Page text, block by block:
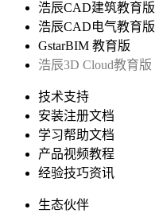
浩辰CAD建筑教育版
浩辰CAD电气教育版
GstarBIM 教育版
浩辰3D Cloud教育版
技术支持
安装注册文档
学习帮助文档
产品视频教程
经验技巧资讯
生态伙伴